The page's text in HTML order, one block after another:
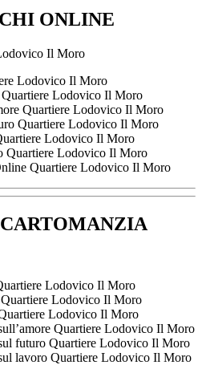
ONLINE
Lodovico Il Moro
Lodovico Il Moro
Quartiere Lodovico Il Moro
Quartiere Lodovico Il Moro
Lodovico Il Moro
Quartiere Lodovico Il Moro
Quartiere Lodovico Il Moro
Lodovico Il Moro
Lodovico Il Moro
Lodovico Il Moro
Quartiere Lodovico Il Moro
futuro Quartiere Lodovico Il Moro
lavoro Quartiere Lodovico Il Moro